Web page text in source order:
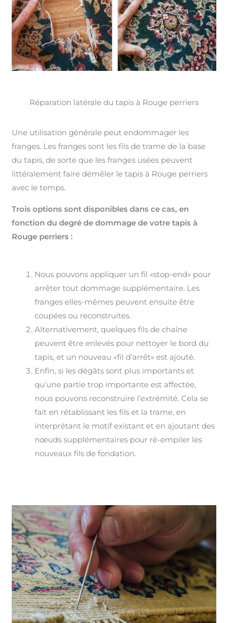
Réparation latérale du tapis à Rouge perriers
Une utilisation générale peut endommager les
franges. Les franges sont les fils de trame de la base
du tapis, de sorte que les franges usées peuvent
littéralement faire démêler le tapis à Rouge perriers
avec le temps.
Trois options sont disponibles dans ce cas, en
fonction du degré de dommage de votre tapis à
Rouge perriers :
Nous pouvons appliquer un fil «stop-end» pour
arrêter tout dommage supplémentaire. Les
franges elles-mêmes peuvent ensuite être
coupées ou reconstruites.
Alternativement, quelques fils de chaîne
peuvent être enlevés pour nettoyer le bord du
tapis, et un nouveau «fil d’arrêt» est ajouté.
Enfin, si les dégâts sont plus importants et
qu’une partie trop importante est affectée,
nous pouvons reconstruire l’extrémité. Cela se
fait en rétablissant les fils et la trame, en
interprétant le motif existant et en ajoutant des
nœuds supplémentaires pour ré-empiler les
nouveaux fils de fondation.